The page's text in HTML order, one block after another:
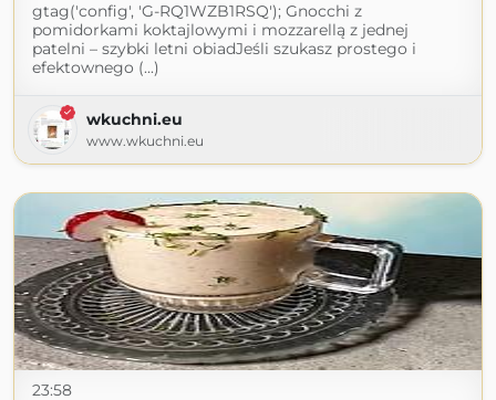
gtag('config', 'G-RQ1WZB1RSQ'); Gnocchi z
pomidorkami koktajlowymi i mozzarellą z jednej
patelni – szybki letni obiadJeśli szukasz prostego i
efektownego (...)
wkuchni.eu
www.wkuchni.eu
23:58